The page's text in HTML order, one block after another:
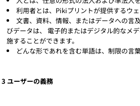
利用者とは、Pikiプリントが提供するウ
文書、資料、情報、またはデータへの言
びデータは、 電子的またはデジタル的なメ
施することができます。
どんな形であれを含む単語は、制限の言
3 ユーザーの義務